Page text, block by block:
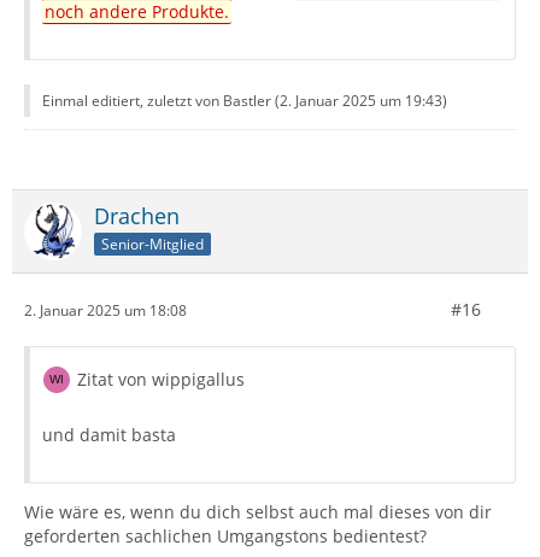
noch andere Produkte.
Einmal editiert, zuletzt von Bastler (2. Januar 2025 um 19:43)
Drachen
Senior-Mitglied
2. Januar 2025 um 18:08 #16
Zitat von wippigallus
und damit basta
Wie wäre es, wenn du dich selbst auch mal dieses von dir
geforderten sachlichen Umgangstons bedientest?